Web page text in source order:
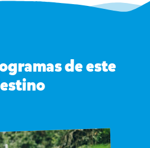
de este